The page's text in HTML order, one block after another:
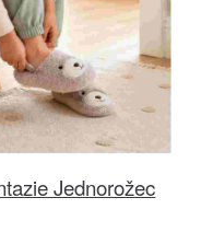
Jednorožec